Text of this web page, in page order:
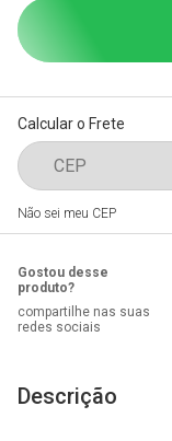
Calcular o Frete
Não sei meu CEP
Gostou desse
produto?
compartilhe nas suas
redes sociais
Descrição